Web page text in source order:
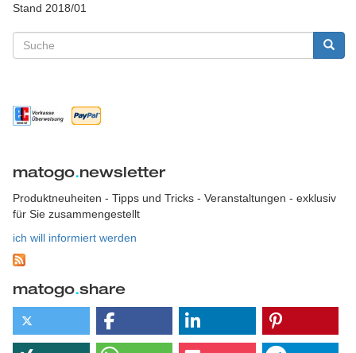
Stand 2018/01
Suchformular
matogo.newsletter
Produktneuheiten - Tipps und Tricks - Veranstaltungen - exklusiv
für Sie zusammengestellt
ich will informiert werden
matogo.share